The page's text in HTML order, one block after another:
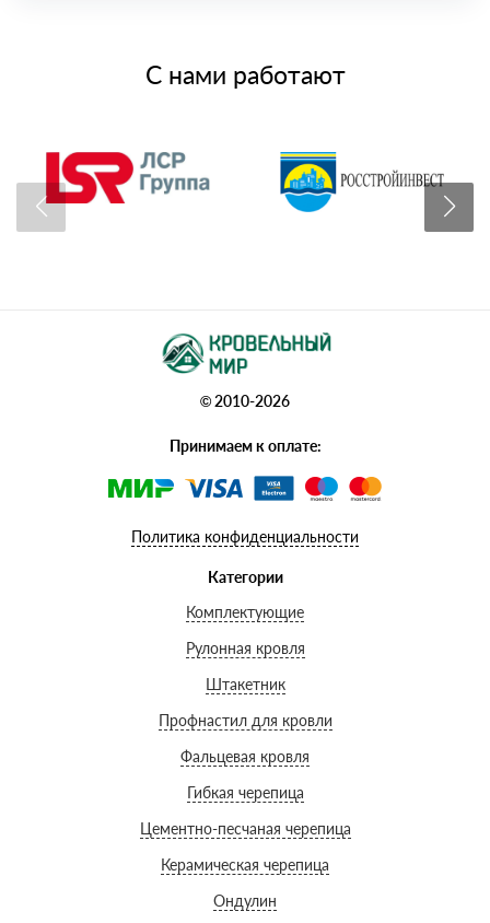
С нами работают
© 2010-2026
Принимаем к оплате:
Политика конфиденциальности
Категории
Комплектующие
Рулонная кровля
Штакетник
Профнастил для кровли
Фальцевая кровля
Гибкая черепица
Цементно-песчаная черепица
Керамическая черепица
Ондулин